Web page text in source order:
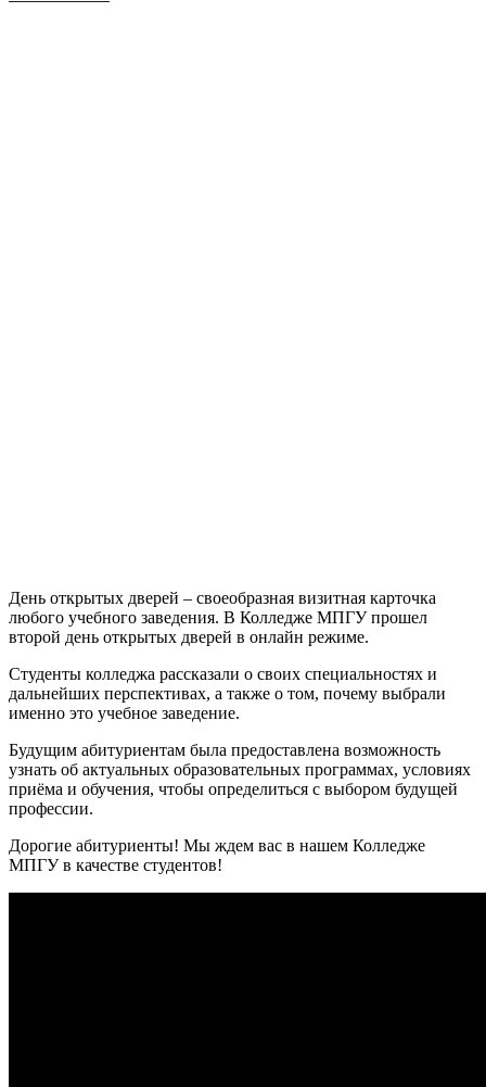
День открытых дверей – своеобразная визитная карточка
любого учебного заведения. В Колледже МПГУ прошел
второй день открытых дверей в онлайн режиме.
Студенты колледжа рассказали о своих специальностях и
дальнейших перспективах, а также о том, почему выбрали
именно это учебное заведение.
Будущим абитуриентам была предоставлена возможность
узнать об актуальных образовательных программах, условиях
приёма и обучения, чтобы определиться с выбором будущей
профессии.
Дорогие абитуриенты! Мы ждем вас в нашем Колледже
МПГУ в качестве студентов!